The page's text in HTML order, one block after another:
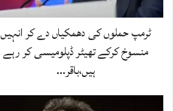
ٹرمپ حملوں کی دھمکیاں دے کر انہیں
منسوخ کرکے تھیٹر ڈپلومیسی کر رہے
ہیں،باقر…